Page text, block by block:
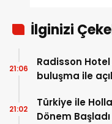
İlginizi
Radisson
buluşma ile
21:06
Türkiye ile
Dönem Başladı
21:02